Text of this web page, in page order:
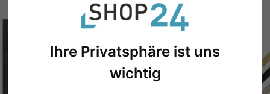
Ihre Privatsphäre ist uns
wichtig